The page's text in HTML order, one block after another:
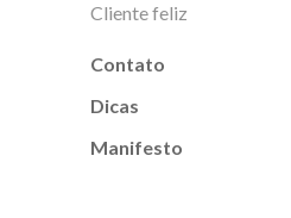
Cliente feliz
Contato
Dicas
Manifesto